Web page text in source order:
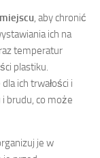
, aby chronić
ich na
temperatur
plastiku.
ich trwałości i
brudu, co może
je w